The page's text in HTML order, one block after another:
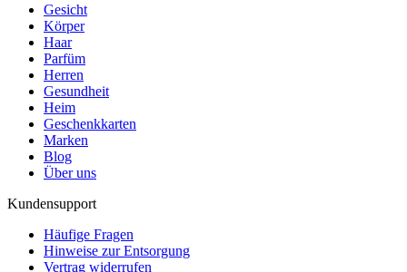
Gesicht
Körper
Haar
Parfüm
Herren
Gesundheit
Heim
Geschenkkarten
Marken
Blog
Über uns
Kundensupport
Häufige Fragen
Hinweise zur Entsorgung
Vertrag widerrufen